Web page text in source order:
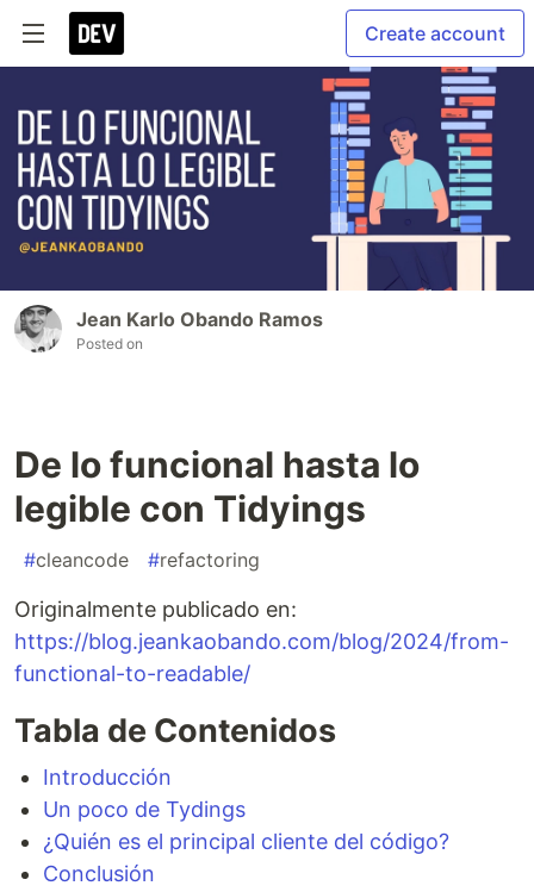
Create account
Jean Karlo Obando Ramos
Posted on
De lo funcional hasta lo
legible con Tidyings
#cleancode #refactoring
Originalmente publicado en:
https://blog.jeankaobando.com/blog/2024/from-
functional-to-readable/
Tabla de Contenidos
Introducción
Un poco de Tydings
¿Quién es el principal cliente del código?
Conclusión